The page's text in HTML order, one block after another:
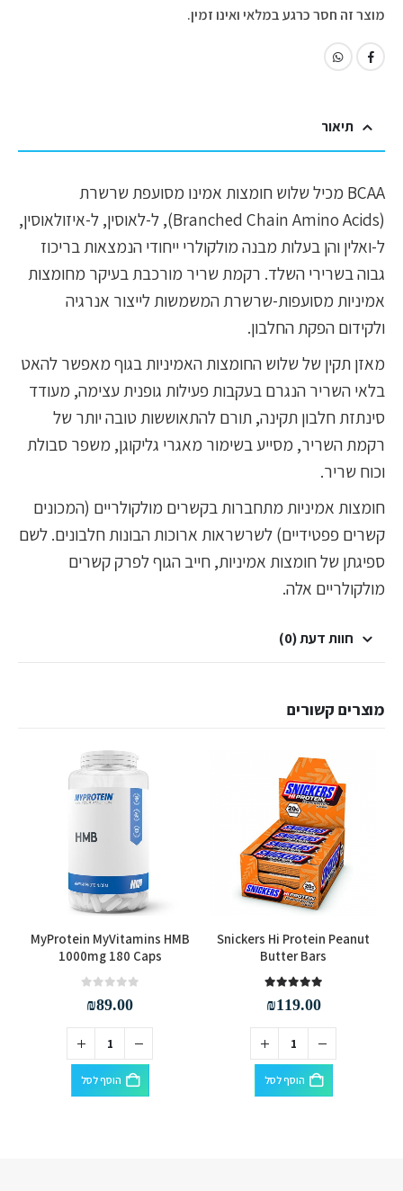
מוצר זה חסר כרגע במלאי ואינו זמין.
תיאור
BCAA מכיל שלוש חומצות אמינו מסועפת שרשרת
(Branched Chain Amino Acids), ל-לאוסין, ל-איזולאוסין,
ל-ואלין והן בעלות מבנה מולקולרי ייחודי הנמצאות בריכוז
גבוה בשרירי השלד. רקמת שריר מורכבת בעיקר מחומצות
אמיניות מסועפות-שרשרת המשמשות לייצור אנרגיה
ולקידום הפקת החלבון.
מאזן תקין של שלוש החומצות האמיניות בגוף מאפשר להאט
בלאי השריר הנגרם בעקבות פעילות גופנית עצימה, מעודד
סינתזת חלבון תקינה, תורם להתאוששות טובה יותר של
רקמת השריר, מסייע בשימור מאגרי גליקוגן, משפר סבולת
וכוח שריר.
חומצות אמיניות מתחברות בקשרים מולקולריים (המכונים
קשרים פפטידיים) לשרשראות ארוכות הבונות חלבונים. לשם
ספיגתן של חומצות אמיניות, חייב הגוף לפרק קשרים
מולקולריים אלה.
חוות דעת (0)
מוצרים קשורים
Snickers Hi Protein Peanut
Butter Bars
₪119.00
הוסף לסל
MyProtein MyVitamins HMB
1000mg 180 Caps
₪89.00
הוסף לסל